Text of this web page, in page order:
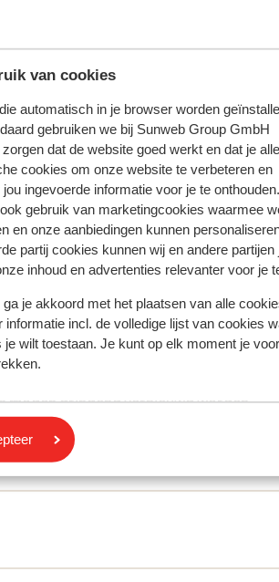
van cookies
automatisch in je browser worden
gebruiken we bij Sunweb Group GmbH
dat de website goed werkt en dat je
cookies om onze website te verbeteren en
ingevoerde informatie voor je te
gebruik van marketingcookies waarmee
en onze aanbiedingen kunnen
partij cookies kunnen wij en andere partijen
inhoud en advertenties relevanter voor je
je akkoord met het plaatsen van alle
informatie incl. de volledige lijst van cookies
wilt toestaan. Je kunt op elk moment je
eerlijk weergeven.
Meest geboekt door met
28 jul.
hotel en animatie. Het eten was
mogen dringend vernieuwd worden
hotel en animatie. Het eten was
mogen dringend vernieuwd worden
Met familie